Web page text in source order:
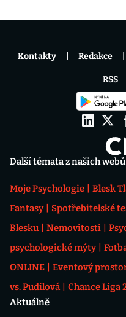
Další témata z našich webů
Moje Psychologie Blesk
Fantasy
Spotřebitelské
Blesku
Nemovitosti
psychologické mýty
ONLINE
Eventový
vs. Pudilová
Chance Liga
Aktuálně
Kontakty Redakce
RSS